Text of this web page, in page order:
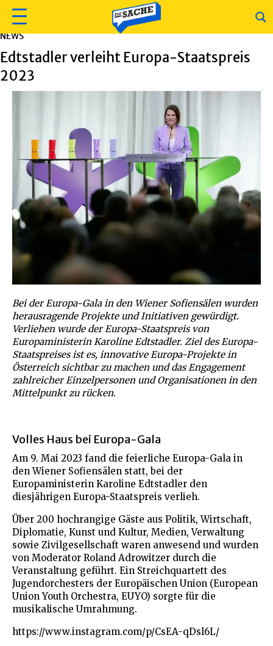
NEWS
Edtstadler verleiht Europa-Staatspreis
2023
Bei der Europa-Gala in den Wiener Sofiensälen wurden
herausragende Projekte und Initiativen gewürdigt.
Verliehen wurde der Europa-Staatspreis von
Europaministerin Karoline Edtstadler. Ziel des Europa-
Staatspreises ist es, innovative Europa-Projekte in
Österreich sichtbar zu machen und das Engagement
zahlreicher Einzelpersonen und Organisationen in den
Mittelpunkt zu rücken.
Volles Haus bei Europa-Gala
Am 9. Mai 2023 fand die feierliche Europa-Gala in
den Wiener Sofiensälen statt, bei der
Europaministerin Karoline Edtstadler den
diesjährigen Europa-Staatspreis verlieh.
Über 200 hochrangige Gäste aus Politik, Wirtschaft,
Diplomatie, Kunst und Kultur, Medien, Verwaltung
sowie Zivilgesellschaft waren anwesend und wurden
von Moderator Roland Adrowitzer durch die
Veranstaltung geführt. Ein Streichquartett des
Jugendorchesters der Europäischen Union (European
Union Youth Orchestra, EUYO) sorgte für die
musikalische Umrahmung.
https://www.instagram.com/p/CsEA-qDsl6L/